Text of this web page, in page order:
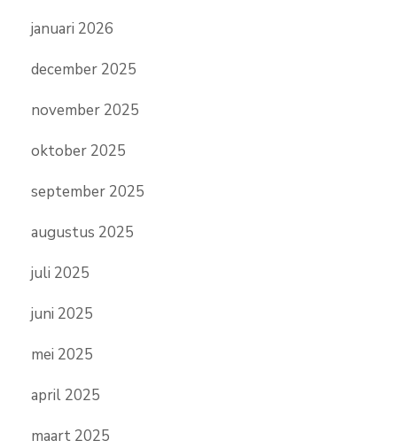
januari 2026
december 2025
november 2025
oktober 2025
september 2025
augustus 2025
juli 2025
juni 2025
mei 2025
april 2025
maart 2025